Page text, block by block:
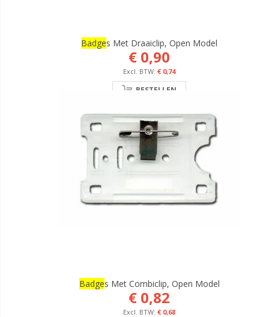
BadgeS Met Draaiclip, Open Model
€ 0,90
€ 0,74
BESTELLEN
BadgeS Met Combiclip, Open Model
€ 0,82
€ 0,68